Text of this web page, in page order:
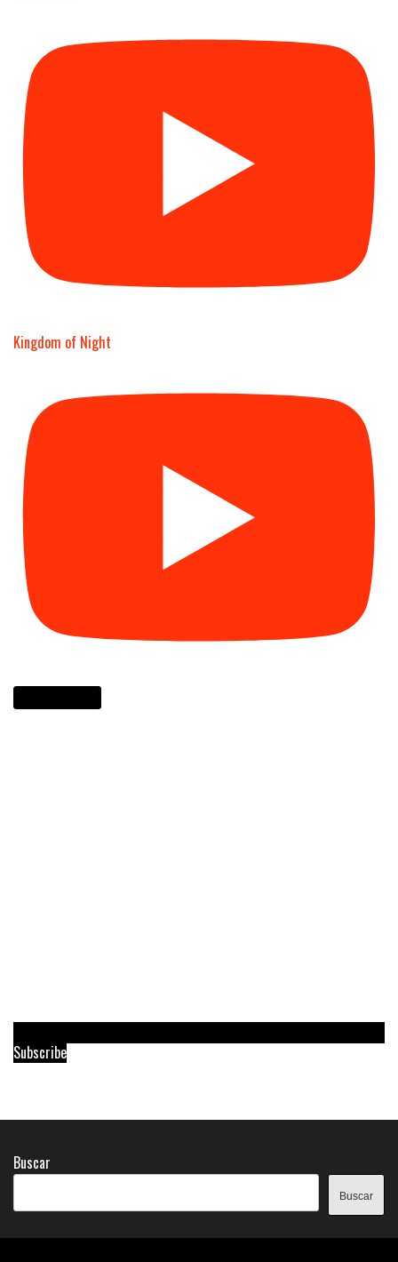
Kingdom of Night
Subscribe
Buscar
Buscar